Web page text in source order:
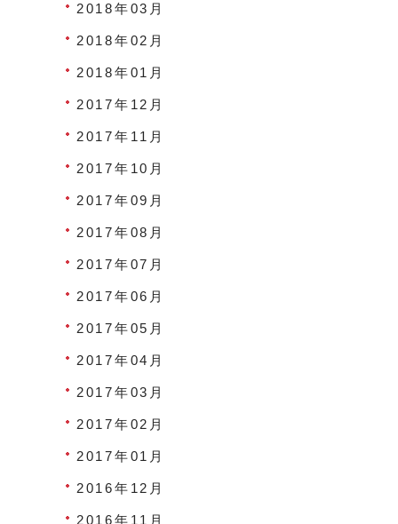
2018年03月
2018年02月
2018年01月
2017年12月
2017年11月
2017年10月
2017年09月
2017年08月
2017年07月
2017年06月
2017年05月
2017年04月
2017年03月
2017年02月
2017年01月
2016年12月
2016年11月